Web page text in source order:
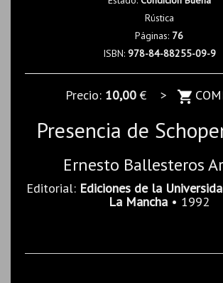
Rústica
Páginas: 76
ISBN: 978-84-88255-09-9
Precio: 10,00€ >
Presencia de
Ernesto Ballesteros
Editorial: Ediciones de la
La Mancha • 1992